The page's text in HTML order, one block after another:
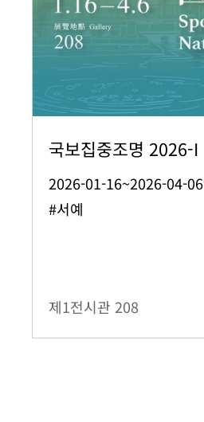
국보집중조명 2026-I
2026-01-16~2026-04-06
#서예
제1전시관 208